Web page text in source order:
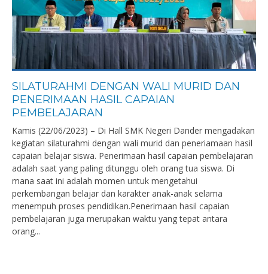
SILATURAHMI DENGAN WALI MURID DAN
PENERIMAAN HASIL CAPAIAN
PEMBELAJARAN
Kamis (22/06/2023) – Di Hall SMK Negeri Dander mengadakan
kegiatan silaturahmi dengan wali murid dan peneriamaan hasil
capaian belajar siswa. Penerimaan hasil capaian pembelajaran
adalah saat yang paling ditunggu oleh orang tua siswa. Di
mana saat ini adalah momen untuk mengetahui
perkembangan belajar dan karakter anak-anak selama
menempuh proses pendidikan.Penerimaan hasil capaian
pembelajaran juga merupakan waktu yang tepat antara
orang...